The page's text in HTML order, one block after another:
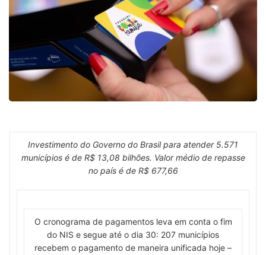
Investimento do Governo do Brasil para atender 5.571
municípios é de R$ 13,08 bilhões. Valor médio de repasse
no país é de R$ 677,66
O cronograma de pagamentos leva em conta o fim
do NIS e segue até o dia 30: 207 municípios
recebem o pagamento de maneira unificada hoje –